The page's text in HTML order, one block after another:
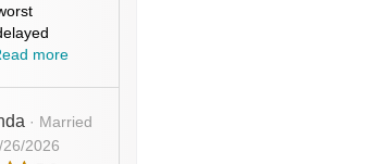
more
· Married
2026